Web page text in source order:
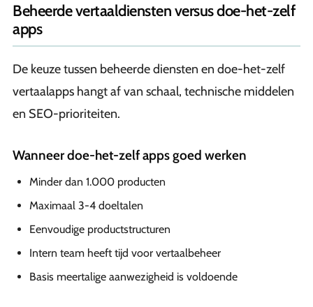
Beheerde vertaaldiensten versus doe-het-zelf
apps
De keuze tussen beheerde diensten en doe-het-zelf
vertaalapps hangt af van schaal, technische middelen
en SEO-prioriteiten.
Wanneer doe-het-zelf apps goed werken
Minder dan 1.000 producten
Maximaal 3-4 doeltalen
Eenvoudige productstructuren
Intern team heeft tijd voor vertaalbeheer
Basis meertalige aanwezigheid is voldoende